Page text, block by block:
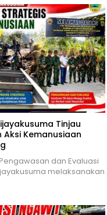
Tinjau
Kemanusiaan
Pengawasan dan Evaluasi
melaksanakan